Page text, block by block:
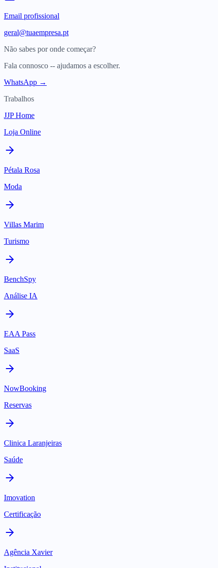
Email profissional
geral@tuaempresa.pt
Não sabes por onde começar?
Fala connosco -- ajudamos a escolher.
WhatsApp →
Trabalhos
JJP Home
Loja Online
Pétala Rosa
Moda
Villas Marim
Turismo
BenchSpy
Análise IA
EAA Pass
SaaS
NowBooking
Reservas
Clinica Laranjeiras
Saúde
Imovation
Certificação
Agência Xavier